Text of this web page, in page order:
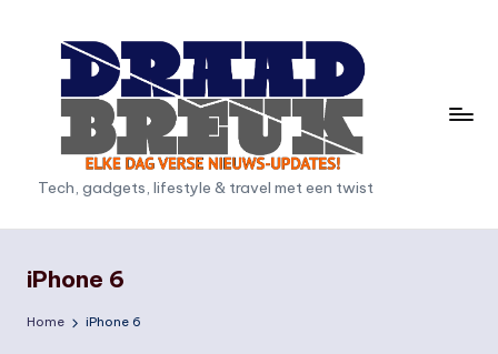
D
r
a
d
Tech, gadgets, lifestyle & travel met een twist
iPhone 6
Home iPhone 6